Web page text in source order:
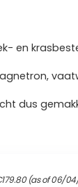
en
dus
179.80(as of 06/04/